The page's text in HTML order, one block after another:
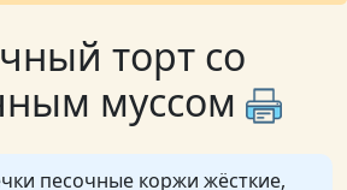
торт со
муссом
песочные коржи жёсткие,